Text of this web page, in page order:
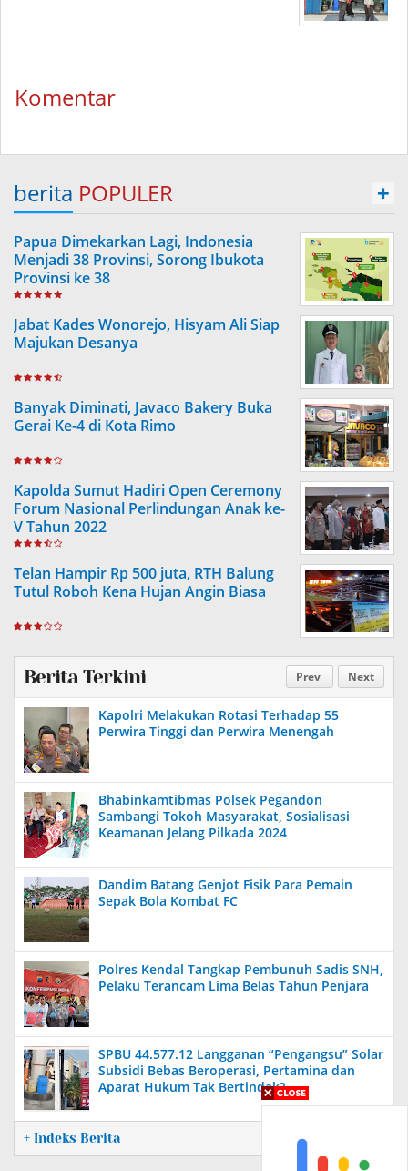
Komentar
berita POPULER +
Papua Dimekarkan Lagi, Indonesia
Menjadi 38 Provinsi, Sorong Ibukota
Provinsi ke 38
Jabat Kades Wonorejo, Hisyam Ali Siap
Majukan Desanya
Banyak Diminati, Javaco Bakery Buka
Gerai Ke-4 di Kota Rimo
Kapolda Sumut Hadiri Open Ceremony
Forum Nasional Perlindungan Anak ke-
V Tahun 2022
Telan Hampir Rp 500 juta, RTH Balung
Tutul Roboh Kena Hujan Angin Biasa
Prev Next
Berita Terkini
Kapolri Melakukan Rotasi Terhadap 55
Perwira Tinggi dan Perwira Menengah
Bhabinkamtibmas Polsek Pegandon
Sambangi Tokoh Masyarakat, Sosialisasi
Keamanan Jelang Pilkada 2024
Dandim Batang Genjot Fisik Para Pemain
Sepak Bola Kombat FC
Polres Kendal Tangkap Pembunuh Sadis SNH,
Pelaku Terancam Lima Belas Tahun Penjara
SPBU 44.577.12 Langganan “Pengangsu” Solar
Subsidi Bebas Beroperasi, Pertamina dan
Aparat Hukum Tak Bertindak?
+ Indeks Berita